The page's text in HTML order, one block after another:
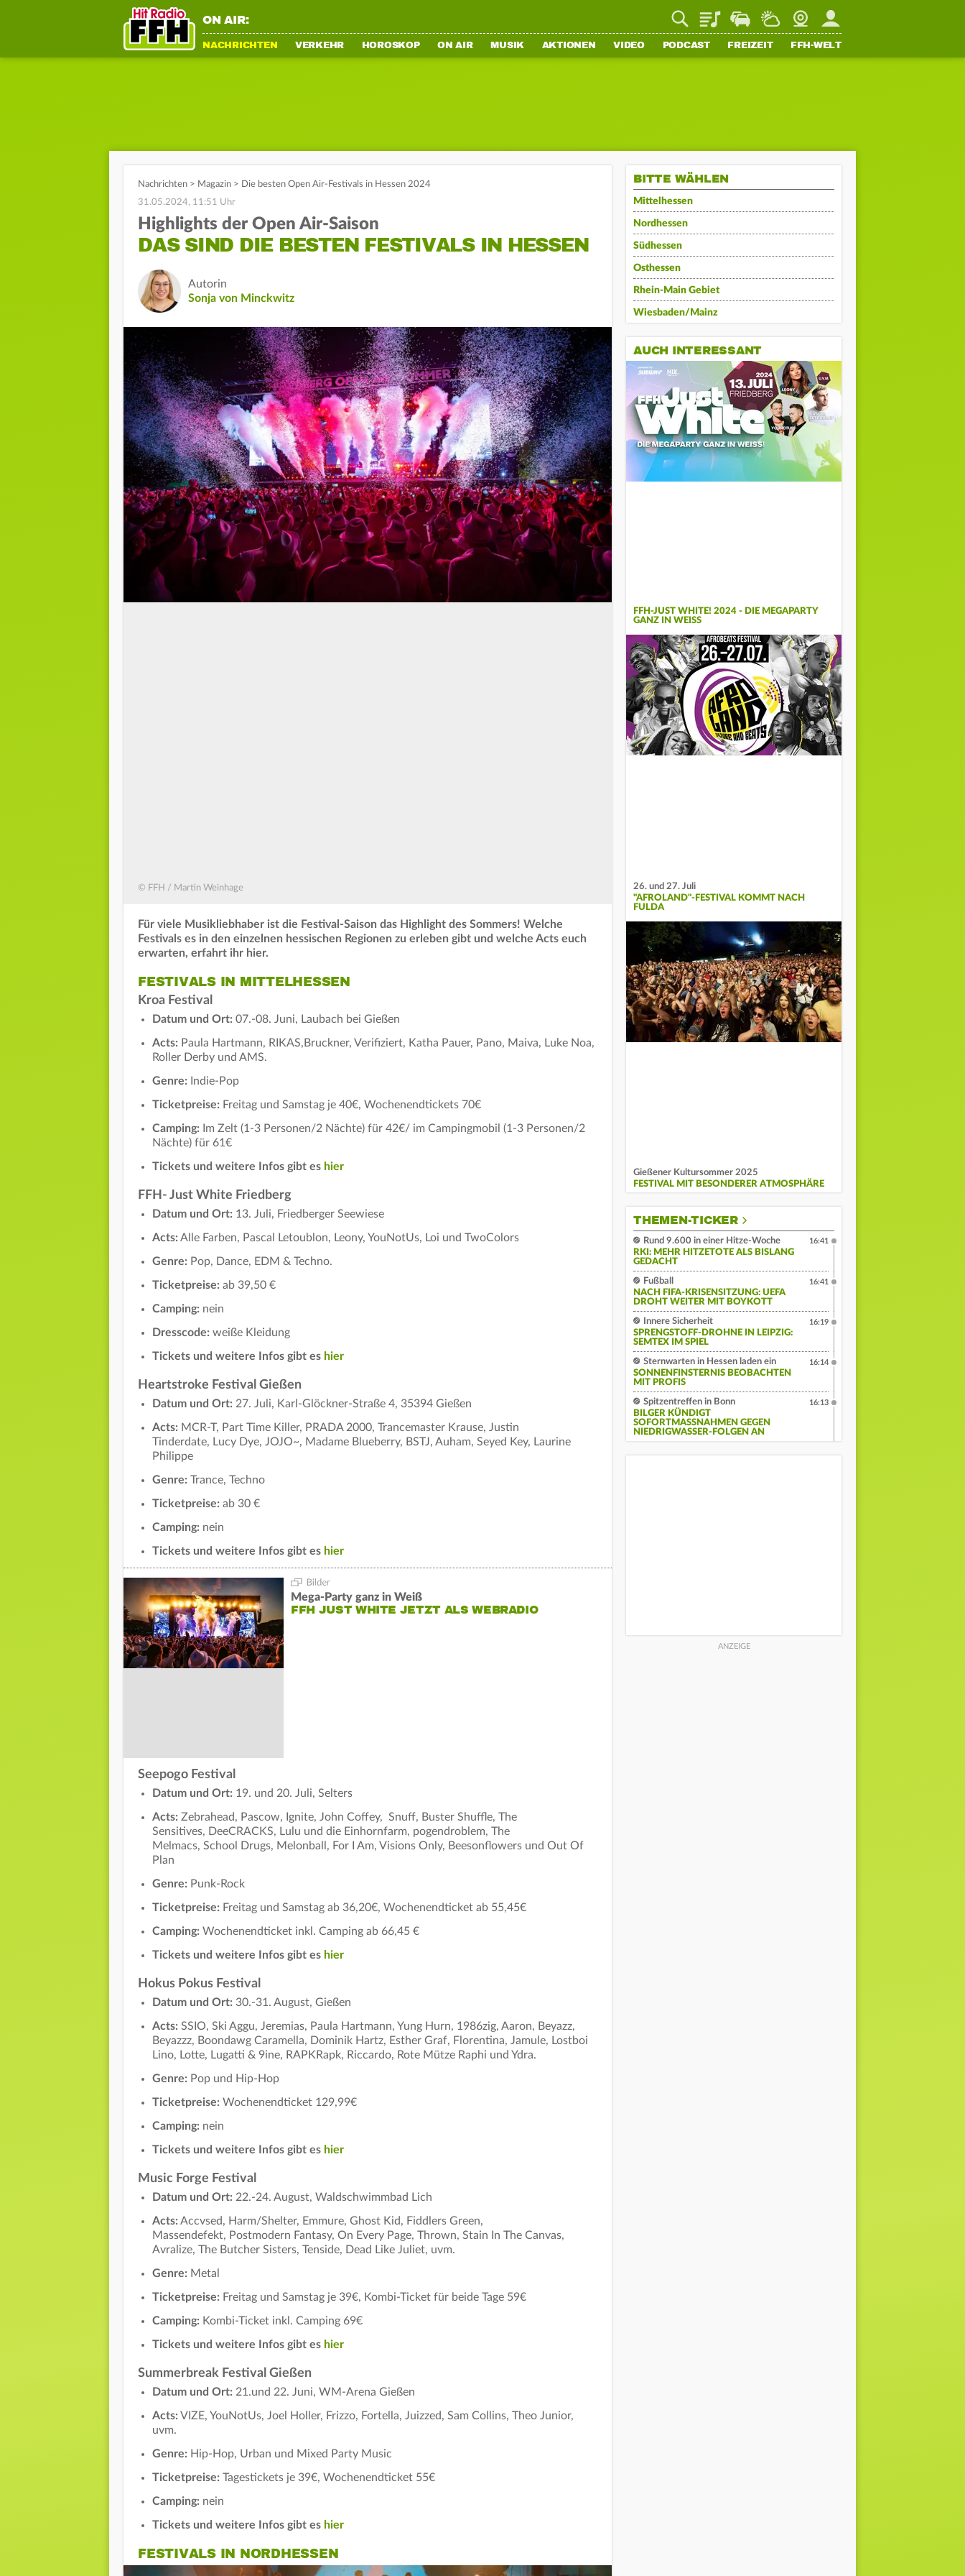
ON AIR: PlaylistStaupilotWetterWebcamMein FFH
NACHRICHTEN VERKEHR HOROSKOP ON AIR MUSIK AKTIONEN VIDEO PODCAST FREIZEIT FFH-WELT
Nachrichten > Magazin > Die besten Open Air-Festivals in Hessen 2024
31.05.2024, 11:51 Uhr
Highlights der Open Air-Saison
DAS SIND DIE BESTEN FESTIVALS IN HESSEN
Autorin
Sonja von Minckwitz
© FFH / Martin Weinhage
Für viele Musikliebhaber ist die Festival-Saison das Highlight des Sommers! Welche
Festivals es in den einzelnen hessischen Regionen zu erleben gibt und welche Acts euch
erwarten, erfahrt ihr hier.
FESTIVALS IN MITTELHESSEN
Kroa Festival
Datum und Ort: 07.-08. Juni, Laubach bei Gießen
Acts: Paula Hartmann, RIKAS,Bruckner, Verifiziert, Katha Pauer, Pano, Maiva, Luke Noa,
Roller Derby und AMS.
Genre: Indie-Pop
Ticketpreise: Freitag und Samstag je 40€, Wochenendtickets 70€
Camping: Im Zelt (1-3 Personen/2 Nächte) für 42€/ im Campingmobil (1-3 Personen/2
Nächte) für 61€
Tickets und weitere Infos gibt es hier
FFH- Just White Friedberg
Datum und Ort: 13. Juli, Friedberger Seewiese
Acts:Alle Farben, Pascal Letoublon, Leony, YouNotUs, Loi und TwoColors
Genre: Pop, Dance, EDM & Techno.
Ticketpreise: ab 39,50 €
Camping: nein
Dresscode: weiße Kleidung
Tickets und weitere Infos gibt es hier
Heartstroke Festival Gießen
Datum und Ort: 27. Juli, Karl-Glöckner-Straße 4, 35394 Gießen
Acts: MCR-T, Part Time Killer, PRADA 2000, Trancemaster Krause, Justin
Tinderdate, Lucy Dye, JOJO~, Madame Blueberry, BSTJ, Auham, Seyed Key, Laurine
Philippe
Genre: Trance, Techno
Ticketpreise: ab 30 €
Camping: nein
Tickets und weitere Infos gibt es hier
Mega-Party ganz in Weiß
FFH JUST WHITE JETZT ALS WEBRADIO
Seepogo Festival
Datum und Ort: 19. und 20. Juli, Selters
Acts: Zebrahead, Pascow, Ignite, John Coffey, Snuff, Buster Shuffle, The
Sensitives, DeeCRACKS, Lulu und die Einhornfarm, pogendroblem, The
Melmacs, School Drugs, Melonball, For I Am, Visions Only, Beesonflowers und Out Of
Plan
Genre: Punk-Rock
Ticketpreise: Freitag und Samstag ab 36,20€, Wochenendticket ab 55,45€
Camping: Wochenendticket inkl. Camping ab 66,45 €
Tickets und weitere Infos gibt es hier
Hokus Pokus Festival
Datum und Ort: 30.-31. August, Gießen
Acts: SSIO, Ski Aggu, Jeremias, Paula Hartmann, Yung Hurn, 1986zig, Aaron, Beyazz,
Beyazzz, Boondawg Caramella, Dominik Hartz, Esther Graf, Florentina, Jamule, Lostboi
Lino, Lotte, Lugatti & 9ine, RAPKRapk, Riccardo, Rote Mütze Raphi und Ydra.
Genre: Pop und Hip-Hop
Ticketpreise: Wochenendticket 129,99€
Camping: nein
Tickets und weitere Infos gibt es hier
Music Forge Festival
Datum und Ort: 22.-24. August, Waldschwimmbad Lich
Acts:Accvsed, Harm/Shelter, Emmure, Ghost Kid, Fiddlers Green,
Massendefekt, Postmodern Fantasy, On Every Page, Thrown, Stain In The Canvas,
Avralize, The Butcher Sisters, Tenside, Dead Like Juliet, uvm.
Genre: Metal
Ticketpreise: Freitag und Samstag je 39€, Kombi-Ticket für beide Tage 59€
Camping: Kombi-Ticket inkl. Camping 69€
Tickets und weitere Infos gibt es hier
Summerbreak Festival Gießen
Datum und Ort: 21.und 22. Juni, WM-Arena Gießen
Acts:VIZE, YouNotUs, Joel Holler, Frizzo, Fortella, Juizzed, Sam Collins, Theo Junior,
uvm.
Genre: Hip-Hop, Urban und Mixed Party Music
Ticketpreise: Tagestickets je 39€, Wochenendticket 55€
Camping: nein
Tickets und weitere Infos gibt es hier
FESTIVALS IN NORDHESSEN
BITTE WÄHLEN
Mittelhessen
Nordhessen
Südhessen
Osthessen
Rhein-Main Gebiet
Wiesbaden/Mainz
AUCH INTERESSANT
FFH-JUST WHITE! 2024 - DIE MEGAPARTY
GANZ IN WEISS
26. und 27. Juli
"AFROLAND"-FESTIVAL KOMMT NACH
FULDA
Gießener Kultursommer 2025
FESTIVAL MIT BESONDERER ATMOSPHÄRE
THEMEN-TICKER
Rund 9.600 in einer Hitze-Woche
RKI: MEHR HITZETOTE ALS BISLANG
GEDACHT
16:41
Fußball
NACH FIFA-KRISENSITZUNG: UEFA
DROHT WEITER MIT BOYKOTT
16:41
Innere Sicherheit
SPRENGSTOFF-DROHNE IN LEIPZIG:
SEMTEX IM SPIEL
16:19
Sternwarten in Hessen laden ein
SONNENFINSTERNIS BEOBACHTEN
MIT PROFIS
16:14
Spitzentreffen in Bonn
BILGER KÜNDIGT
SOFORTMASSNAHMEN GEGEN N
IEDRIGWASSER-FOLGEN AN
16:13